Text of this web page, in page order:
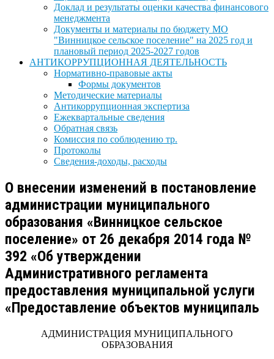
Доклад и результаты оценки качества финансового
менеджмента
Документы и материалы по бюджету МО
"Винницкое сельское поселение" на 2025 год и
плановый период 2025-2027 годов
АНТИКОРРУПЦИОННАЯ ДЕЯТЕЛЬНОСТЬ
Нормативно-правовые акты
Формы документов
Методические материалы
Антикоррупционная экспертиза
Ежеквартальные сведения
Обратная связь
Комиссия по соблюдению тр.
Протоколы
Сведения-доходы, расходы
О внесении изменений в постановление
администрации муниципального
образования «Винницкое сельское
поселение» от 26 декабря 2014 года №
392 «Об утверждении
Административного регламента
предоставления муниципальной услуги
«Предоставление объектов муниципаль
АДМИНИСТРАЦИЯ МУНИЦИПАЛЬНОГО
ОБРАЗОВАНИЯ